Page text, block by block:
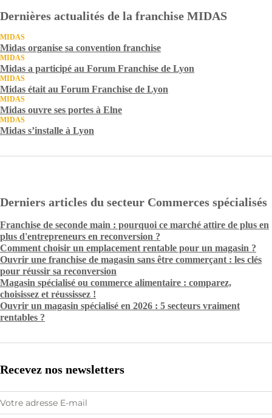
Dernières actualités de la franchise MIDAS
MIDAS
Midas organise sa convention franchise
MIDAS
Midas a participé au Forum Franchise de Lyon
MIDAS
Midas était au Forum Franchise de Lyon
MIDAS
Midas ouvre ses portes à Elne
MIDAS
Midas s’installe à Lyon
Derniers articles du secteur Commerces spécialisés
Franchise de seconde main : pourquoi ce marché attire de plus en
plus d'entrepreneurs en reconversion ?
Comment choisir un emplacement rentable pour un magasin ?
Ouvrir une franchise de magasin sans être commerçant : les clés
pour réussir sa reconversion
Magasin spécialisé ou commerce alimentaire : comparez,
choisissez et réussissez !
Ouvrir un magasin spécialisé en 2026 : 5 secteurs vraiment
rentables ?
Recevez nos newsletters